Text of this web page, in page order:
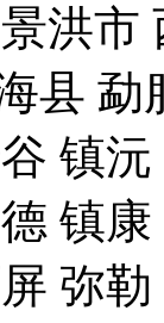
洪
县
镇
镇
弥